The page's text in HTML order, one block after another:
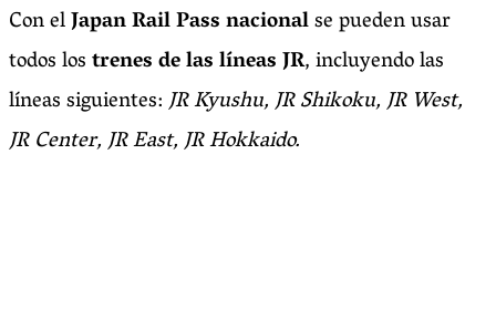
Con elJapan Rail Pass nacionalse pueden usar
todos lostrenes de las líneas JR, incluyendo las
líneas siguientes:JR Kyushu, JR Shikoku, JR West,
JR Center, JR East, JR Hokkaido.